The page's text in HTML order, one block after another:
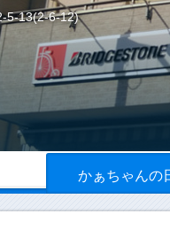
5-13(2-6-12)
かぁちゃんの